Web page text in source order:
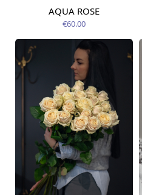
Pieejams šodien
AQUA ROSE
€60.00